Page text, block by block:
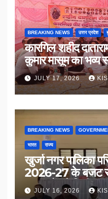
BREAKING NEWS उत्तर प्रदेश
कारगिल शहीद
कुमार मासूम का भव्य
का सम्मान
JULY 17, 2026
BREAKING NEWS
भारत राज्य
खुर्जा नगर पालिका
2026-27 के बजट
प्रस्तावों को मिली
JULY 16, 2026